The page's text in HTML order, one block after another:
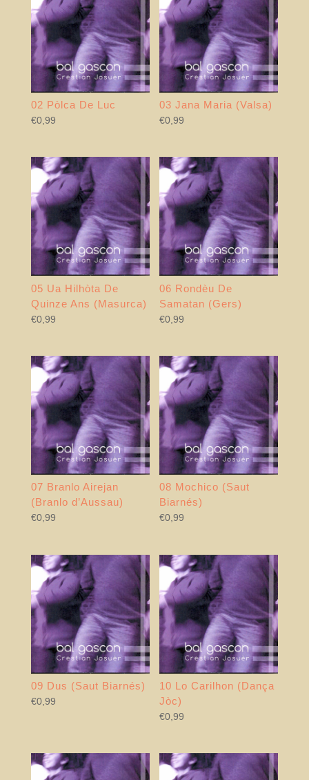
02 Pòlca De Luc
€0,99
03 Jana Maria (Valsa)
€0,99
05 Ua Hilhòta De
Quinze Ans (Masurca)
€0,99
06 Rondèu De
Samatan (Gers)
€0,99
07 Branlo Airejan
(Branlo d’Aussau)
€0,99
08 Mochico (Saut
Biarnés)
€0,99
09 Dus (Saut Biarnés)
€0,99
10 Lo Carilhon (Dança
Jòc)
€0,99